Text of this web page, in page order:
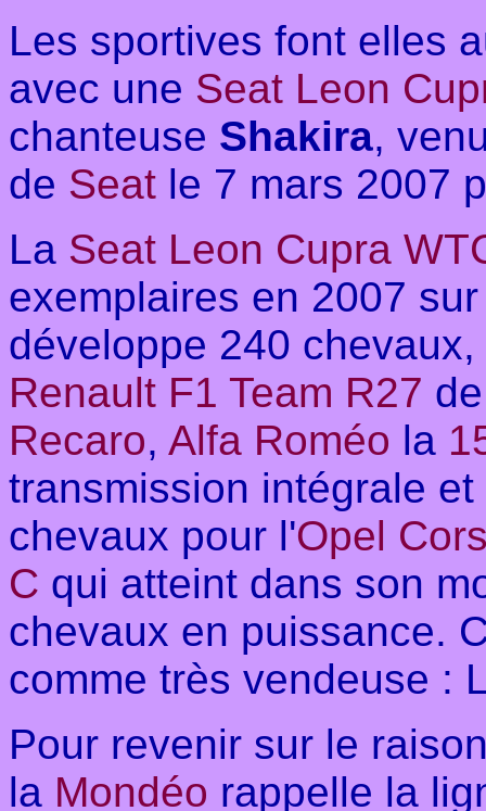
Les sportives font elles
avec une Seat Leon
chanteuse Shakira,
de Seat le 7 mars 2007
La Seat Leon Cupra
exemplaires en 2007
développe 240
Renault F1 Team R27
Recaro, Alfa Roméo la
transmission intégrale
chevaux pour l'Opel
C qui atteint dans son
chevaux en puissance.
comme très vendeuse :
Pour revenir sur le
la Mondéo rappelle la